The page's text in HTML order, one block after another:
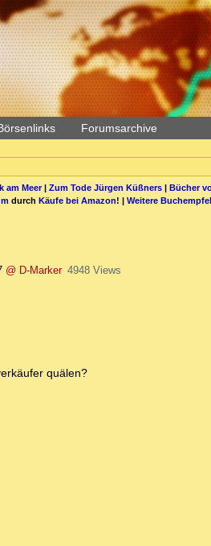
Forumsarchive
am Meer| Zum Tode Jürgen Küßners| Bücher
durch Käufe bei Amazon! | Weitere
@ D-Marker 4948 Views
quälen?